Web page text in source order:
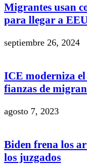
Migrantes usan
para llegar a
septiembre 26, 2024
ICE moderniza
fianzas de
agosto 7, 2023
Biden frena los
los juzgados